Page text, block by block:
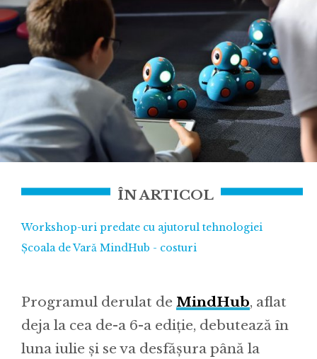
ÎN ARTICOL
Workshop-uri predate cu ajutorul tehnologiei
Școala de Vară MindHub - costuri
Programul derulat de MindHub, aflat
deja la cea de-a 6-a ediție, debutează în
luna iulie și se va desfășura până la